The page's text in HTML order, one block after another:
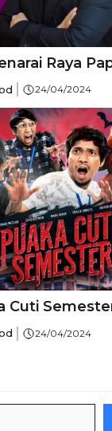
Raya
24/04/2024
Cuti
24/04/2024